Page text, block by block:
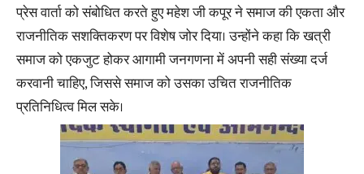
प्रेस वार्ता को संबोधित करते हुए महेश जी कपूर ने समाज की एकता और
राजनीतिक सशक्तिकरण पर विशेष जोर दिया। उन्होंने कहा कि खत्री
समाज को एकजुट होकर आगामी जनगणना में अपनी सही संख्या दर्ज
करवानी चाहिए, जिससे समाज को उसका उचित राजनीतिक
प्रतिनिधित्व मिल सके।